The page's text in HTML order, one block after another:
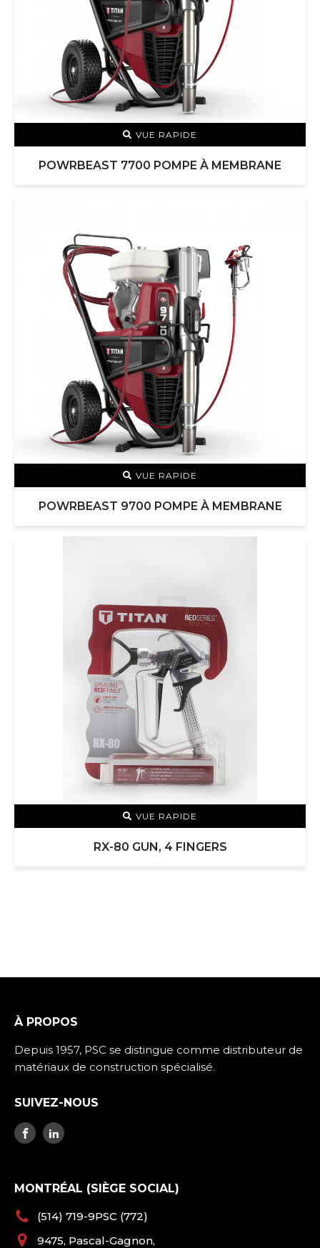
VUE RAPIDE
POWRBEAST 7700 POMPE À MEMBRANE
VUE RAPIDE
POWRBEAST 9700 POMPE À MEMBRANE
VUE RAPIDE
RX-80 GUN, 4 FINGERS
À PROPOS
Depuis 1957, PSC se distingue comme distributeur de
matériaux de construction spécialisé.
SUIVEZ-NOUS
MONTRÉAL (SIÈGE SOCIAL)
(514) 719-9PSC (772)
9475, Pascal-Gagnon,